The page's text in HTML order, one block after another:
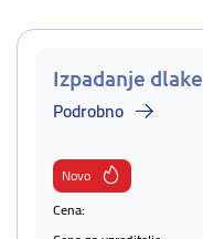
Izpadanje dlake
Podrobno
Novo
Cena: